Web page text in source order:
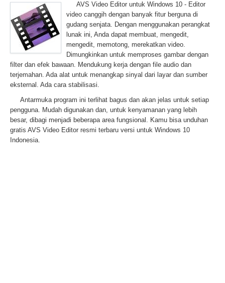
AVS Video Editor untuk Windows 10 - Editor
video canggih dengan banyak fitur berguna di
gudang senjata. Dengan menggunakan perangkat
lunak ini, Anda dapat membuat, mengedit,
mengedit, memotong, merekatkan video.
Dimungkinkan untuk memproses gambar dengan
filter dan efek bawaan. Mendukung kerja dengan file audio dan
terjemahan. Ada alat untuk menangkap sinyal dari layar dan sumber
eksternal. Ada cara stabilisasi.
Antarmuka program ini terlihat bagus dan akan jelas untuk setiap
pengguna. Mudah digunakan dan, untuk kenyamanan yang lebih
besar, dibagi menjadi beberapa area fungsional. Kamu bisa unduhan
gratis AVS Video Editor resmi terbaru versi untuk Windows 10
Indonesia.